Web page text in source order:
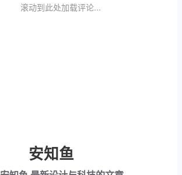
滚动到此处加载评论...
安知鱼